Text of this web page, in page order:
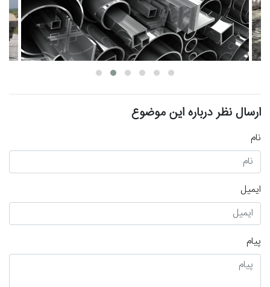
ارسال نظر درباره این موضوع
نام
ایمیل
پیام